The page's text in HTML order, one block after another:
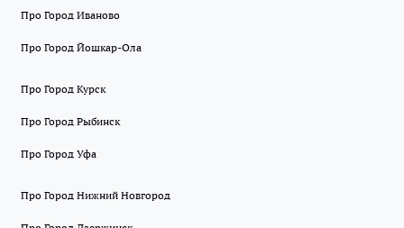
Про Город Иваново
Про Город Йошкар-Ола
Про Город Курск
Про Город Рыбинск
Про Город Уфа
Про Город Нижний Новгород